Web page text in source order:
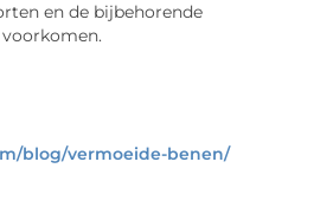
en de bijbehorende
blog/vermoeide-benen/